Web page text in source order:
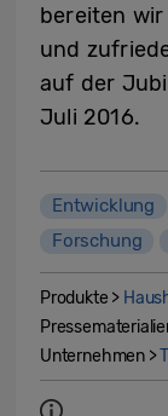
bereiten wir
und
auf der
Juli 2016.
Entwicklung
Forschung
Produkte >
Unternehmen >